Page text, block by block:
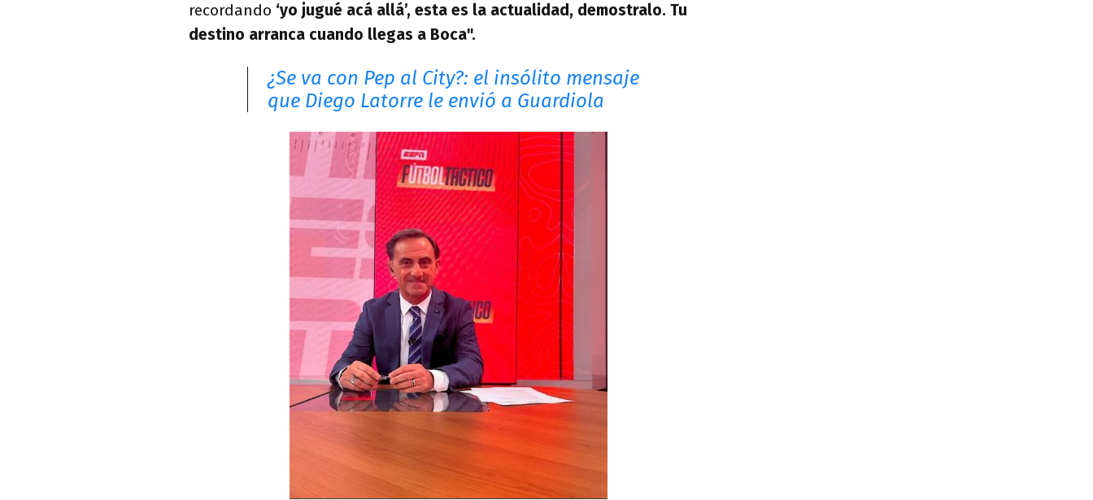
recordando ‘yo jugué acá allá’, esta es la actualidad, demostralo. Tu
destino arranca cuando llegas a Boca".
¿Se va con Pep al City?: el insólito mensaje
que Diego Latorre le envió a Guardiola